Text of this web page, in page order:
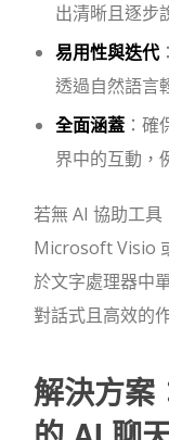
出清晰且逐步
易用性與迭代
透過自然語言
全面涵蓋 ：
界中的互動，
若無 AI 協助工
Microsoft Visio
於文字處理器中
對話式且高效的
解決方